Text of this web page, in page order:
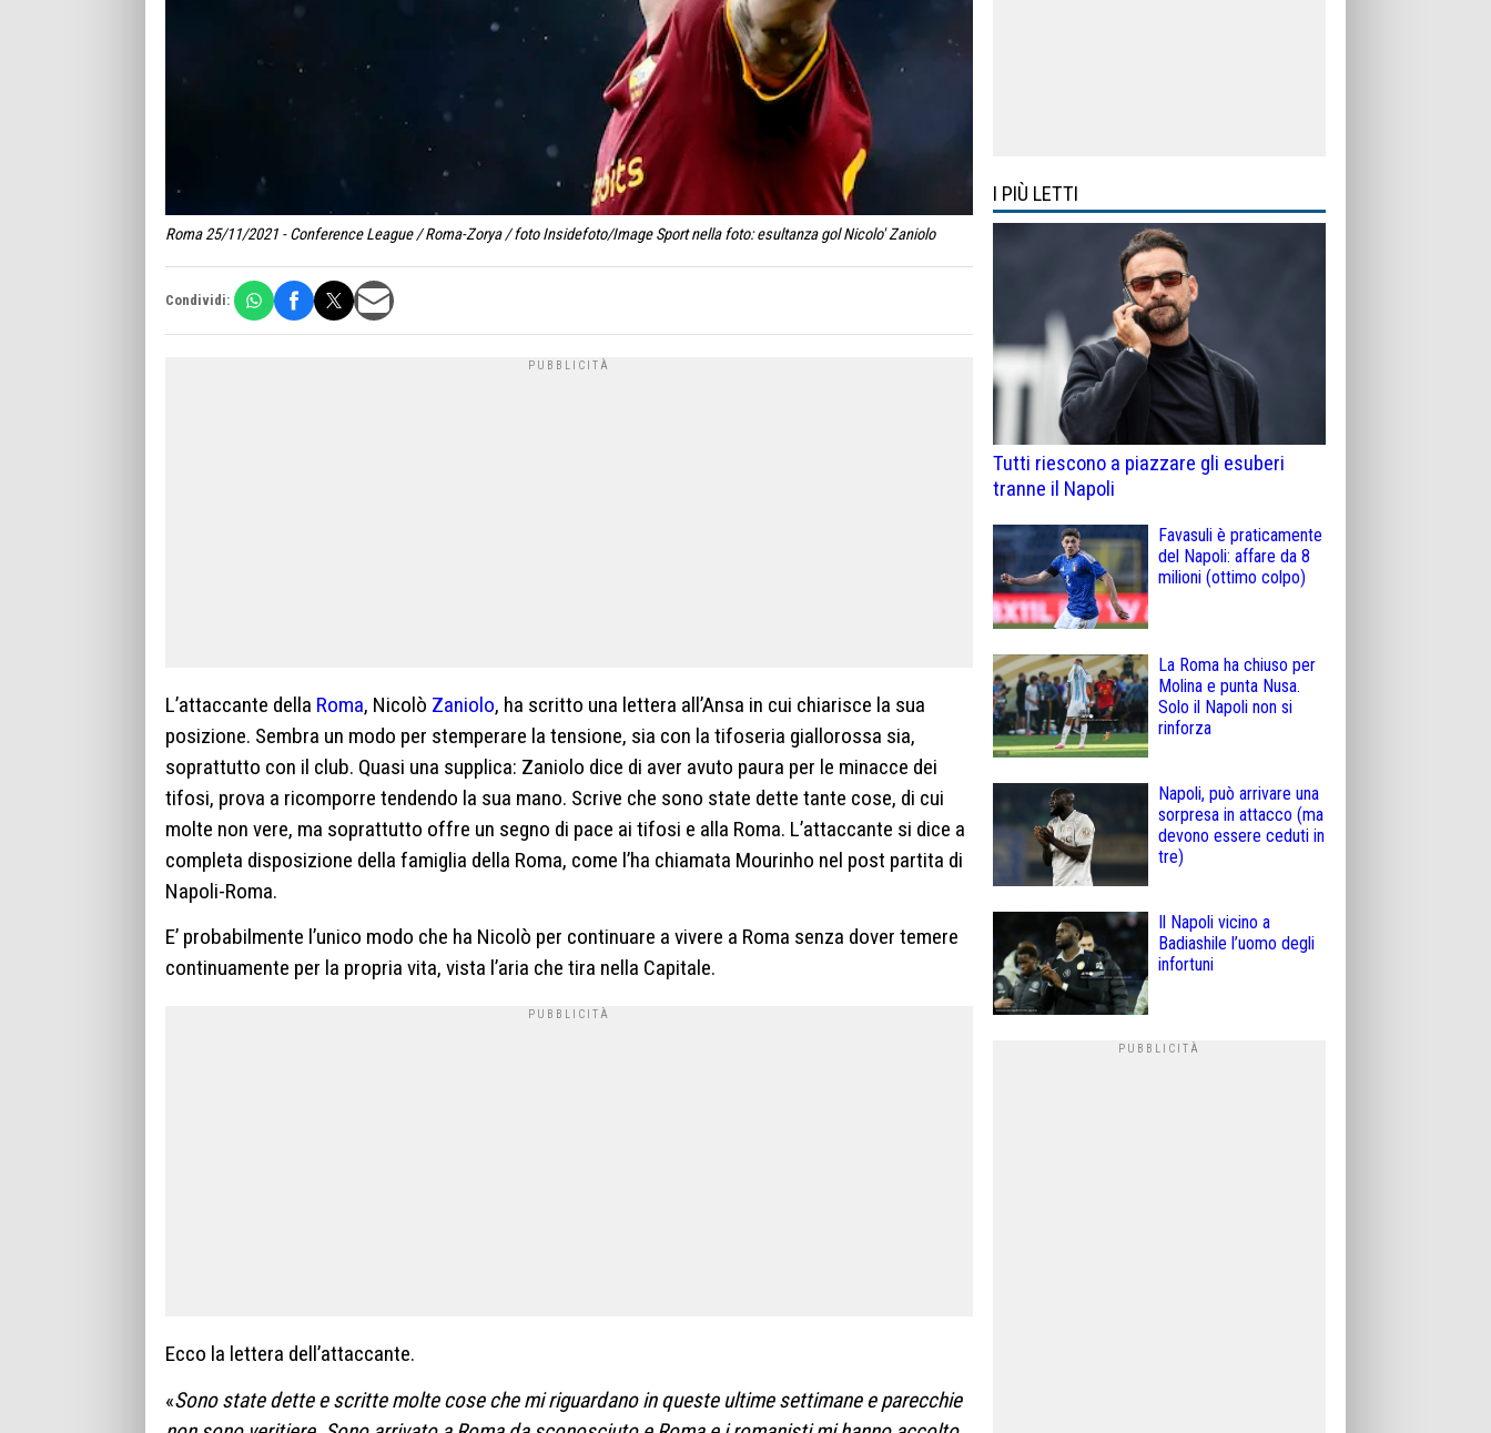
Roma 25/11/2021 - Conference League / Roma-Zorya / foto Insidefoto/Image Sport nella foto: esultanza gol Nicolo' Zaniolo
Condividi:
L’attaccante della Roma, Nicolò Zaniolo, ha scritto una lettera all’Ansa in cui chiarisce la sua
posizione. Sembra un modo per stemperare la tensione, sia con la tifoseria giallorossa sia,
soprattutto con il club. Quasi una supplica: Zaniolo dice di aver avuto paura per le minacce dei
tifosi, prova a ricomporre tendendo la sua mano. Scrive che sono state dette tante cose, di cui
molte non vere, ma soprattutto offre un segno di pace ai tifosi e alla Roma. L’attaccante si dice a
completa disposizione della famiglia della Roma, come l’ha chiamata Mourinho nel post partita di
Napoli-Roma.
E’ probabilmente l’unico modo che ha Nicolò per continuare a vivere a Roma senza dover temere
continuamente per la propria vita, vista l’aria che tira nella Capitale.
Ecco la lettera dell’attaccante.
«Sono state dette e scritte molte cose che mi riguardano in queste ultime settimane e parecchie
I PIÙ LETTI
Tutti riescono a piazzare gli esuberi
tranne il Napoli
Favasuli è praticamente
del Napoli: affare da 8
milioni (ottimo colpo)
La Roma ha chiuso per
Molina e punta Nusa.
Solo il Napoli non si
rinforza
Napoli, può arrivare una
sorpresa in attacco (ma
devono essere ceduti in
tre)
Il Napoli vicino a
Badiashile l’uomo degli
infortuni